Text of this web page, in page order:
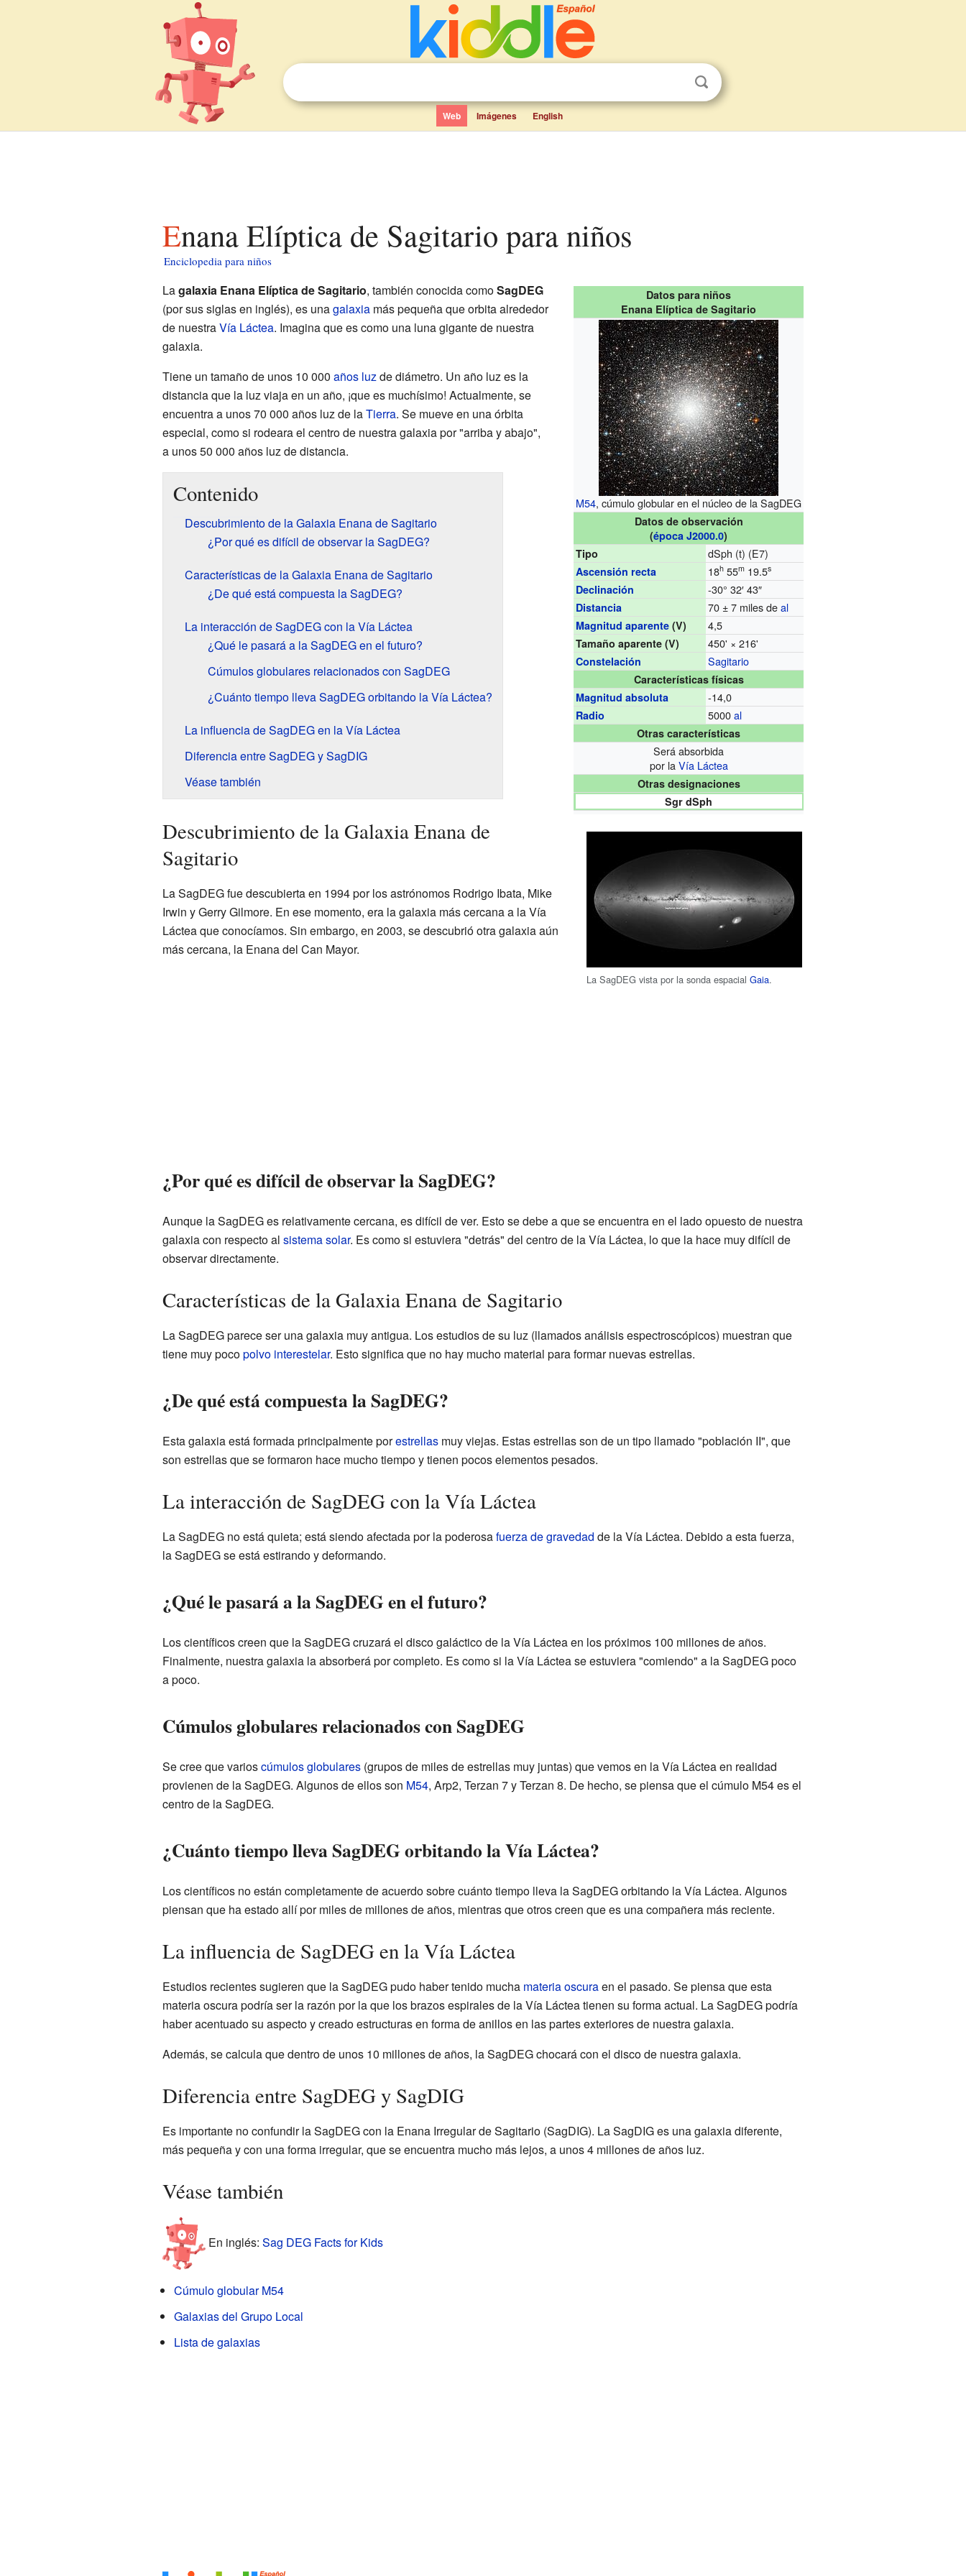
Web Imágenes English
Enana Elíptica de Sagitario para niños
Enciclopedia para niños
Datos para niños
Enana Elíptica de Sagitario
M54, cúmulo globular en el núcleo de la SagDEG
Datos de observación
(época J2000.0)
Tipo
dSph (t) (E7)
Ascensión recta 18h 55m 19.5s
Declinación -30° 32′ 43″
Distancia 70 ± 7 miles deal
Magnitud aparente (V) 4,5
Tamaño aparente(V) 450' × 216'
Constelación Sagitario
Características físicas
Magnitud absoluta
-14,0
Radio 5000al
Otras características
Será absorbida
por laVía Láctea
Otras designaciones
Sgr dSph
La SagDEG vista por la sonda espacialGaia.
Lagalaxia Enana Elíptica de Sagitario, también conocida comoSagDEG
(por sus siglas en inglés), es unagalaxiamás pequeña que orbita alrededor
de nuestraVía Láctea. Imagina que es como una luna gigante de nuestra
galaxia.
Tiene un tamaño de unos 10 000 años luzde diámetro. Un año luz es la
distancia que la luz viaja en un año, ¡que es muchísimo! Actualmente, se
encuentra a unos 70 000 años luz de laTierra. Se mueve en una órbita
especial, como si rodeara el centro de nuestra galaxia por "arriba y abajo",
a unos 50 000 años luz de distancia.
Contenido
Descubrimiento de la Galaxia Enana de Sagitario
¿Por qué es difícil de observar la SagDEG?
Características de la Galaxia Enana de Sagitario
¿De qué está compuesta la SagDEG?
La interacción de SagDEG con la Vía Láctea
¿Qué le pasará a la SagDEG en el futuro?
Cúmulos globulares relacionados con SagDEG
¿Cuánto tiempo lleva SagDEG orbitando la Vía Láctea?
La influencia de SagDEG en la Vía Láctea
Diferencia entre SagDEG y SagDIG
Véase también
Descubrimiento de la Galaxia Enana de
Sagitario
La SagDEG fue descubierta en 1994 por los astrónomos Rodrigo Ibata, Mike
Irwin y Gerry Gilmore. En ese momento, era la galaxia más cercana a la Vía
Láctea que conocíamos. Sin embargo, en 2003, se descubrió otra galaxia aún
más cercana, la Enana del Can Mayor.
¿Por qué es difícil de observar la SagDEG?
Aunque la SagDEG es relativamente cercana, es difícil de ver. Esto se debe a que se encuentra en el lado opuesto de nuestra
galaxia con respecto al sistema solar. Es como si estuviera "detrás" del centro de la Vía Láctea, lo que la hace muy difícil de
observar directamente.
Características de la Galaxia Enana de Sagitario
La SagDEG parece ser una galaxia muy antigua. Los estudios de su luz (llamados análisis espectroscópicos) muestran que
tiene muy pocopolvo interestelar. Esto significa que no hay mucho material para formar nuevas estrellas.
¿De qué está compuesta la SagDEG?
Esta galaxia está formada principalmente porestrellasmuy viejas. Estas estrellas son de un tipo llamado "población II", que
son estrellas que se formaron hace mucho tiempo y tienen pocos elementos pesados.
La interacción de SagDEG con la Vía Láctea
La SagDEG no está quieta; está siendo afectada por la poderosafuerza de gravedad de la Vía Láctea. Debido a esta fuerza,
la SagDEG se está estirando y deformando.
¿Qué le pasará a la SagDEG en el futuro?
Los científicos creen que la SagDEG cruzará el disco galáctico de la Vía Láctea en los próximos 100 millones de años.
Finalmente, nuestra galaxia la absorberá por completo. Es como si la Vía Láctea se estuviera "comiendo" a la SagDEG poco
a poco.
Cúmulos globulares relacionados con SagDEG
Se cree que varioscúmulos globulares(grupos de miles de estrellas muy juntas) que vemos en la Vía Láctea en realidad
provienen de la SagDEG. Algunos de ellos son M54, Arp2, Terzan 7 y Terzan 8. De hecho, se piensa que el cúmulo M54 es el
centro de la SagDEG.
¿Cuánto tiempo lleva SagDEG orbitando la Vía Láctea?
Los científicos no están completamente de acuerdo sobre cuánto tiempo lleva la SagDEG orbitando la Vía Láctea. Algunos
piensan que ha estado allí por miles de millones de años, mientras que otros creen que es una compañera más reciente.
La influencia de SagDEG en la Vía Láctea
Estudios recientes sugieren que la SagDEG pudo haber tenido mucha materia oscuraen el pasado. Se piensa que esta
materia oscura podría ser la razón por la que los brazos espirales de la Vía Láctea tienen su forma actual. La SagDEG podría
haber acentuado su aspecto y creado estructuras en forma de anillos en las partes exteriores de nuestra galaxia.
Además, se calcula que dentro de unos 10 millones de años, la SagDEG chocará con el disco de nuestra galaxia.
Diferencia entre SagDEG y SagDIG
Es importante no confundir la SagDEG con la Enana Irregular de Sagitario (SagDIG). La SagDIG es una galaxia diferente,
más pequeña y con una forma irregular, que se encuentra mucho más lejos, a unos 4 millones de años luz.
Véase también
En inglés: Sag DEG Facts for Kids
Cúmulo globular M54
Galaxias del Grupo Local
Lista de galaxias